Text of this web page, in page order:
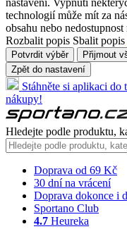
nastavení. Vypnutí
technologií může mít za
obsahu nebo
Rozbalit popis Sbalit popis
Potvrdit výběr
Přijmout
Zpět do nastavení
Stáhněte si aplikaci do
nákupy!
Hledejte podle produktu,
Doprava od 69 Kč
30 dní na vrácení
Doprava dokonce i
Sportano Club
4.7 Heureka